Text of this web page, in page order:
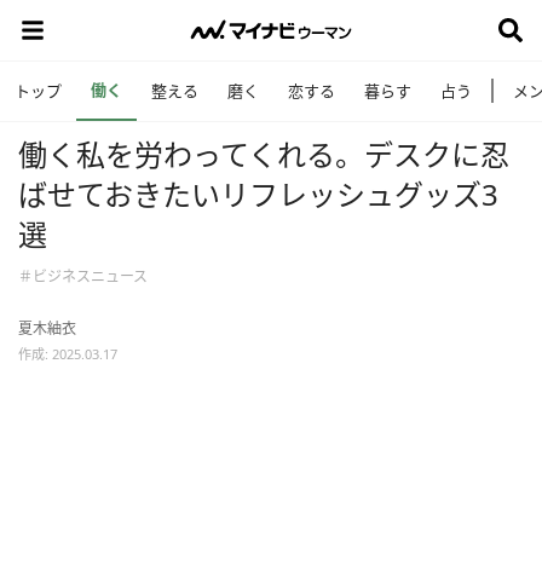
トップ 働く 整える 磨く 恋する 暮らす 占う メ
働く私を労わってくれる。デスクに忍
ばせておきたいリフレッシュグッズ3
選
＃ビジネスニュース
夏木紬衣
作成: 2025.03.17